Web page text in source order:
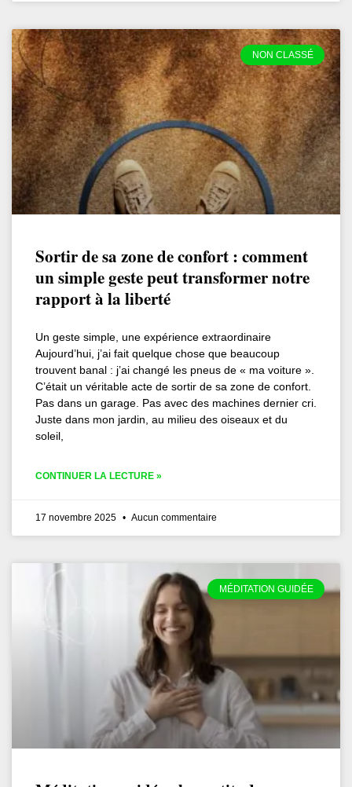
NON CLASSÉ
Sortir de sa zone de confort : comment
un simple geste peut transformer notre
rapport à la liberté
Un geste simple, une expérience extraordinaire
Aujourd’hui, j’ai fait quelque chose que beaucoup
trouvent banal : j’ai changé les pneus de « ma voiture ».
C’était un véritable acte de sortir de sa zone de confort.
Pas dans un garage. Pas avec des machines dernier cri.
Juste dans mon jardin, au milieu des oiseaux et du
soleil,
CONTINUER LA LECTURE »
17 novembre 2025 Aucun commentaire
MÉDITATION GUIDÉE